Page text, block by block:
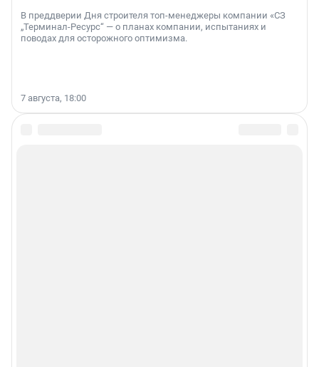
В преддверии Дня строителя топ-менеджеры компании «СЗ
„Терминал-Ресурс“ — о планах компании, испытаниях и
поводах для осторожного оптимизма.
7 августа, 18:00